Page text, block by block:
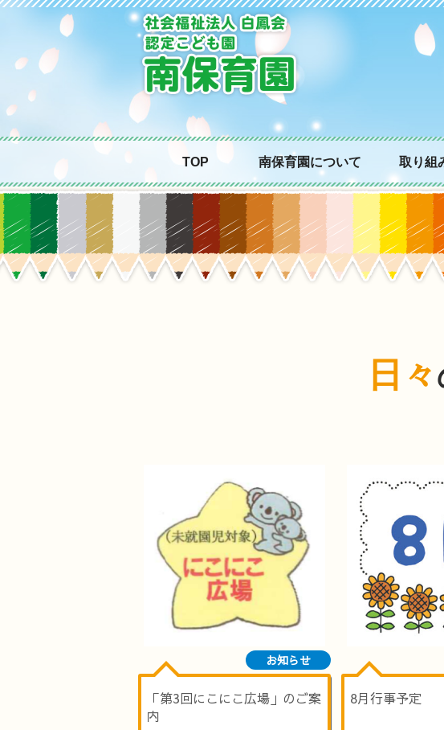
TOP 南保育園について 取り組
日々
お知らせ
「第3回にこにこ広場」のご案
内
8月行事予定